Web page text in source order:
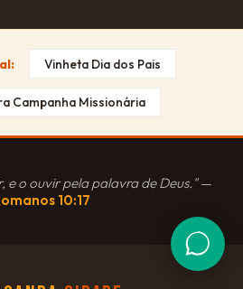
Vinheta Dia dos Pais
Campanha Missionária
e o ouvir pela palavra de Deus."—
10:17